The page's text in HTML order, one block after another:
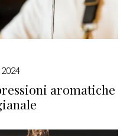
aromatiche